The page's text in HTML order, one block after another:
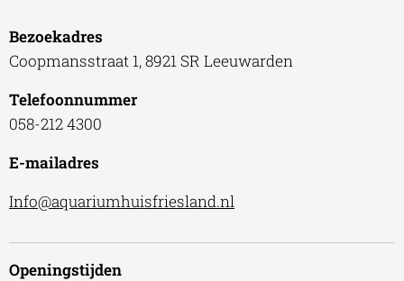
Bezoekadres
Coopmansstraat 1, 8921 SR Leeuwarden
Telefoonnummer
058-212 4300
E-mailadres
Info@aquariumhuisfriesland.nl
Openingstijden